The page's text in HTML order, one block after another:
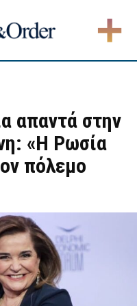
απαντά στην
«Η Ρωσία
πόλεμο